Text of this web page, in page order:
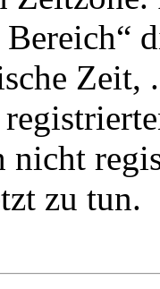
Zeit,
nicht
zu tun.